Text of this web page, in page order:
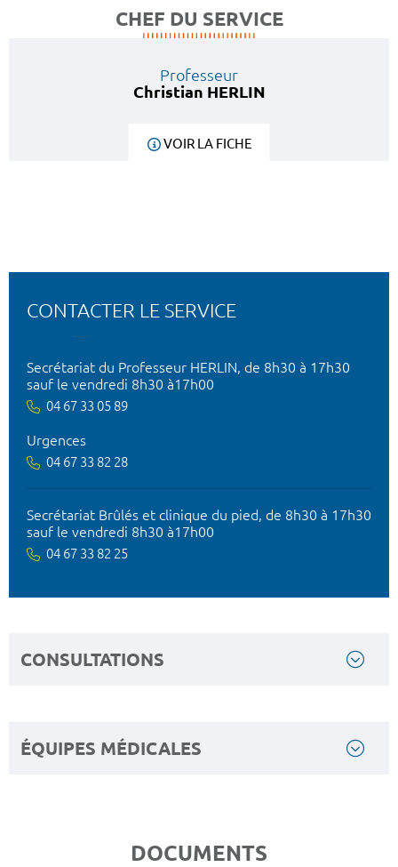
CHEF DU SERVICE
Professeur
Christian HERLIN
VOIR LA FICHE
CONTACTER LE SERVICE
Secrétariat du Professeur HERLIN, de 8h30 à 17h30
sauf le vendredi 8h30 à17h00
04 67 33 05 89
Urgences
04 67 33 82 28
Secrétariat Brûlés et clinique du pied, de 8h30 à 17h30
sauf le vendredi 8h30 à17h00
04 67 33 82 25
CONSULTATIONS
ÉQUIPES MÉDICALES
DOCUMENTS